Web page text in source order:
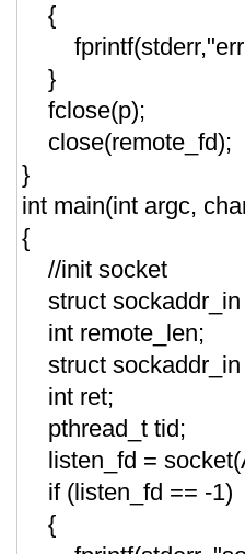
{
}
fclose(p);
close(remote_fd);
}
int main(int argc,
{
//init socket
struct sockaddr_in
int remote_len;
struct
int ret;
pthread_t tid;
listen_fd =
if (listen_fd == -1)
{